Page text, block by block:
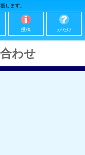
します。
投稿 がたQ
わせ